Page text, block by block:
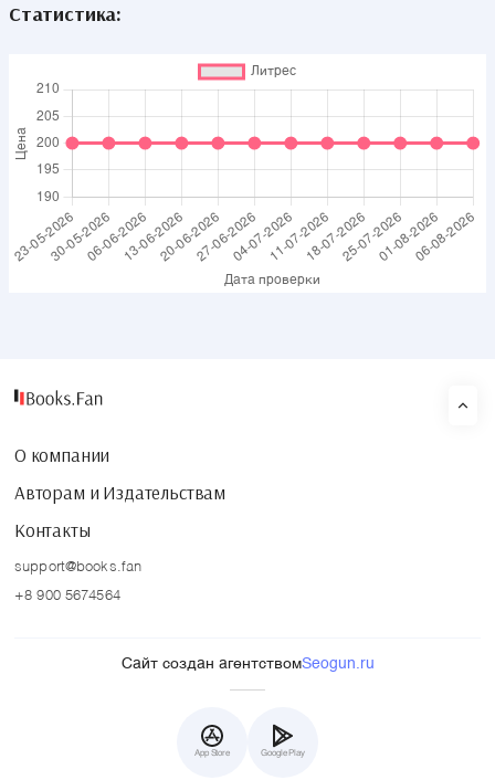
Статистика:
О компании
Авторам и Издательствам
Контакты
support@books.fan
+8 900 5674564
Сайт создан агентствомSeogun.ru
App Store Google Play